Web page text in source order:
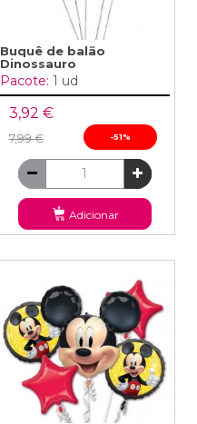
Buquê de balão
Dinossauro
Pacote: 1 ud
3,92 €
7,99 € -51%
Adicionar